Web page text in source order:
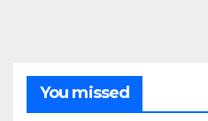
You missed